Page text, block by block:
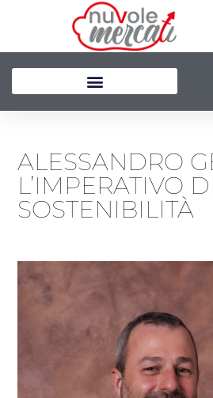
ALESSANDRO
L’IMPERATIVO
SOSTENIBILITÀ